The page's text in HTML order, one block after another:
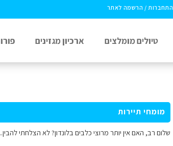
התחברות / הרשמה לאתר
טיולים מומלצים ארכיון מגזינים
מומחי תיירות
שלום רב, האם אין יותר מרוצי כלבים בלונדון? לא הצלחתי